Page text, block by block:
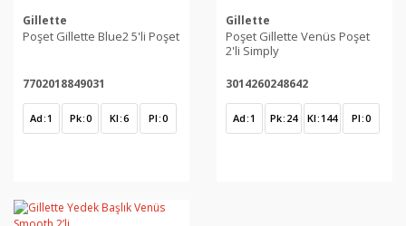
Gillette
Poşet Gillette Blue2 5'li Poşet
7702018849031
Ad 1 Pk 0 Kl 6 Pl 0
Gillette
Poşet Gillette Venüs Poşet
2'li Simply
3014260248642
Ad 1 Pk 24 Kl 144 Pl 0